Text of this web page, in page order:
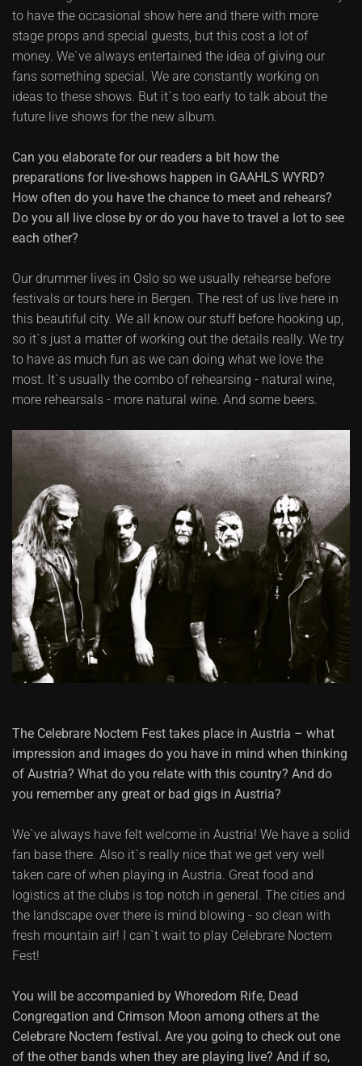
to have the occasional show here and there with more
stage props and special guests, but this cost a lot of
money. We`ve always entertained the idea of giving our
fans something special. We are constantly working on
ideas to these shows. But it`s too early to talk about the
future live shows for the new album.
Can you elaborate for our readers a bit how the
preparations for live-shows happen in GAAHLS WYRD?
How often do you have the chance to meet and rehears?
Do you all live close by or do you have to travel a lot to see
each other?
Our drummer lives in Oslo so we usually rehearse before
festivals or tours here in Bergen. The rest of us live here in
this beautiful city. We all know our stuff before hooking up,
so it`s just a matter of working out the details really. We try
to have as much fun as we can doing what we love the
most. It`s usually the combo of rehearsing - natural wine,
more rehearsals - more natural wine. And some beers.
The Celebrare Noctem Fest takes place in Austria – what
impression and images do you have in mind when thinking
of Austria? What do you relate with this country? And do
you remember any great or bad gigs in Austria?
We`ve always have felt welcome in Austria! We have a solid
fan base there. Also it`s really nice that we get very well
taken care of when playing in Austria. Great food and
logistics at the clubs is top notch in general. The cities and
the landscape over there is mind blowing - so clean with
fresh mountain air! I can`t wait to play Celebrare Noctem
Fest!
You will be accompanied by Whoredom Rife, Dead
Congregation and Crimson Moon among others at the
Celebrare Noctem festival. Are you going to check out one
of the other bands when they are playing live? And if so,